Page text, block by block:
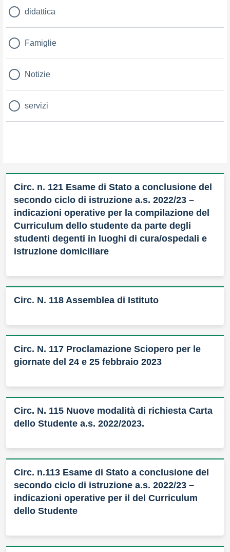
didattica
Famiglie
Notizie
servizi
Circ. n. 121 Esame di Stato a conclusione del
secondo ciclo di istruzione a.s. 2022/23 –
indicazioni operative per la compilazione del
Curriculum dello studente da parte degli
studenti degenti in luoghi di cura/ospedali e
istruzione domiciliare
Circ. N. 118 Assemblea di Istituto
Circ. N. 117 Proclamazione Sciopero per le
giornate del 24 e 25 febbraio 2023
Circ. N. 115 Nuove modalità di richiesta Carta
dello Studente a.s. 2022/2023.
Circ. n.113 Esame di Stato a conclusione del
secondo ciclo di istruzione a.s. 2022/23 –
indicazioni operative per il del Curriculum
dello Studente